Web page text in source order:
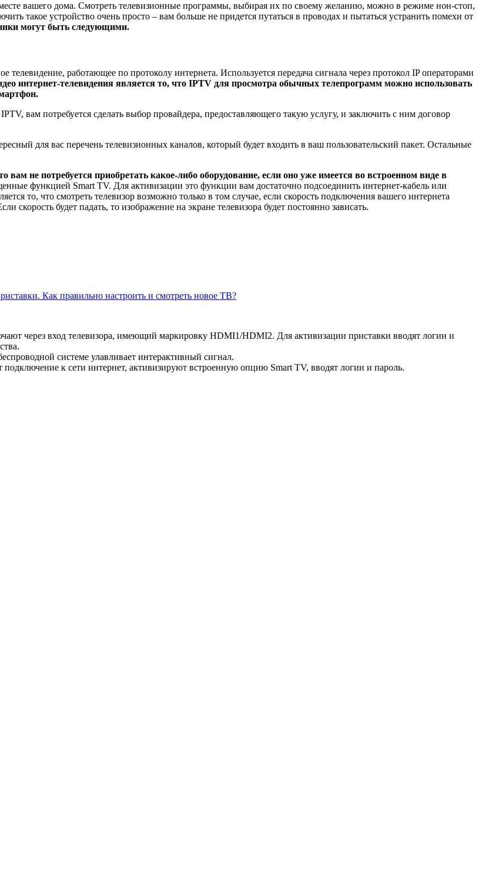
вашего дома. Смотреть телевизионные программы, выбирая их по своему желанию, можно в режиме нон-стоп,
такое устройство очень просто – вам больше не придется путаться в проводах и пытаться устранить помехи от
могут быть следующими.
работающее по протоколу интернета. Используется передача сигнала через протокол IP операторами
интернет-телевидения является то, что IPTV для просмотра обычных телепрограмм можно использовать
вам потребуется сделать выбор провайдера, предоставляющего такую услугу, и заключить с ним договор
для вас перечень телевизионных каналов, который будет входить в ваш пользовательский пакет. Остальные
не потребуется приобретать какое-либо оборудование, если оно уже имеется во встроенном виде в
функцией Smart TV. Для активизации это функции вам достаточно подсоединить интернет-кабель или
то, что смотреть телевизор возможно только в том случае, если скорость подключения вашего интернета
скорость будет падать, то изображение на экране телевизора будет постоянно зависать.
Как правильно настроить и смотреть новое ТВ?
через вход телевизора, имеющий маркировку HDMI1/HDMI2. Для активизации приставки вводят логин и
системе улавливает интерактивный сигнал.
к сети интернет, активизируют встроенную опцию Smart TV, вводят логин и пароль.